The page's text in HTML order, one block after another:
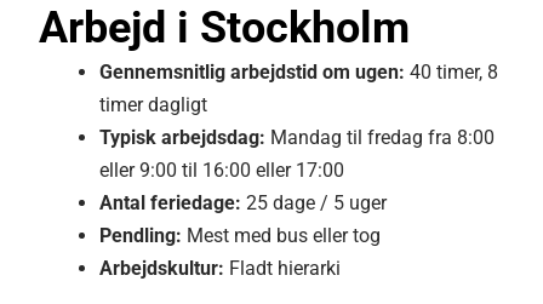
Arbejd i Stockholm
Gennemsnitlig arbejdstid om ugen: 40 timer, 8
timer dagligt
Typisk arbejdsdag: Mandag til fredag fra 8:00
eller 9:00 til 16:00 eller 17:00
Antal feriedage: 25 dage / 5 uger
Pendling: Mest med bus eller tog
Arbejdskultur: Fladt hierarki